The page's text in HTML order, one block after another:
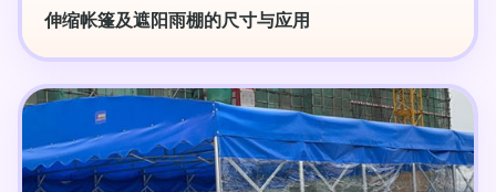
伸缩帐篷及遮阳雨棚的尺寸与应用